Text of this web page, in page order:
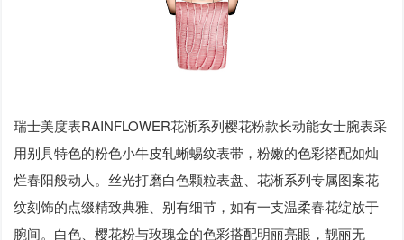
瑞士美度表RAINFLOWER花淅系列樱花粉款长动能女士腕表采
用别具特色的粉色小牛皮轧蜥蜴纹表带，粉嫩的色彩搭配如灿
烂春阳般动人。丝光打磨白色颗粒表盘、花淅系列专属图案花
纹刻饰的点缀精致典雅、别有细节，如有一支温柔春花绽放于
腕间。白色、樱花粉与玫瑰金的色彩搭配明丽亮眼，靓丽无